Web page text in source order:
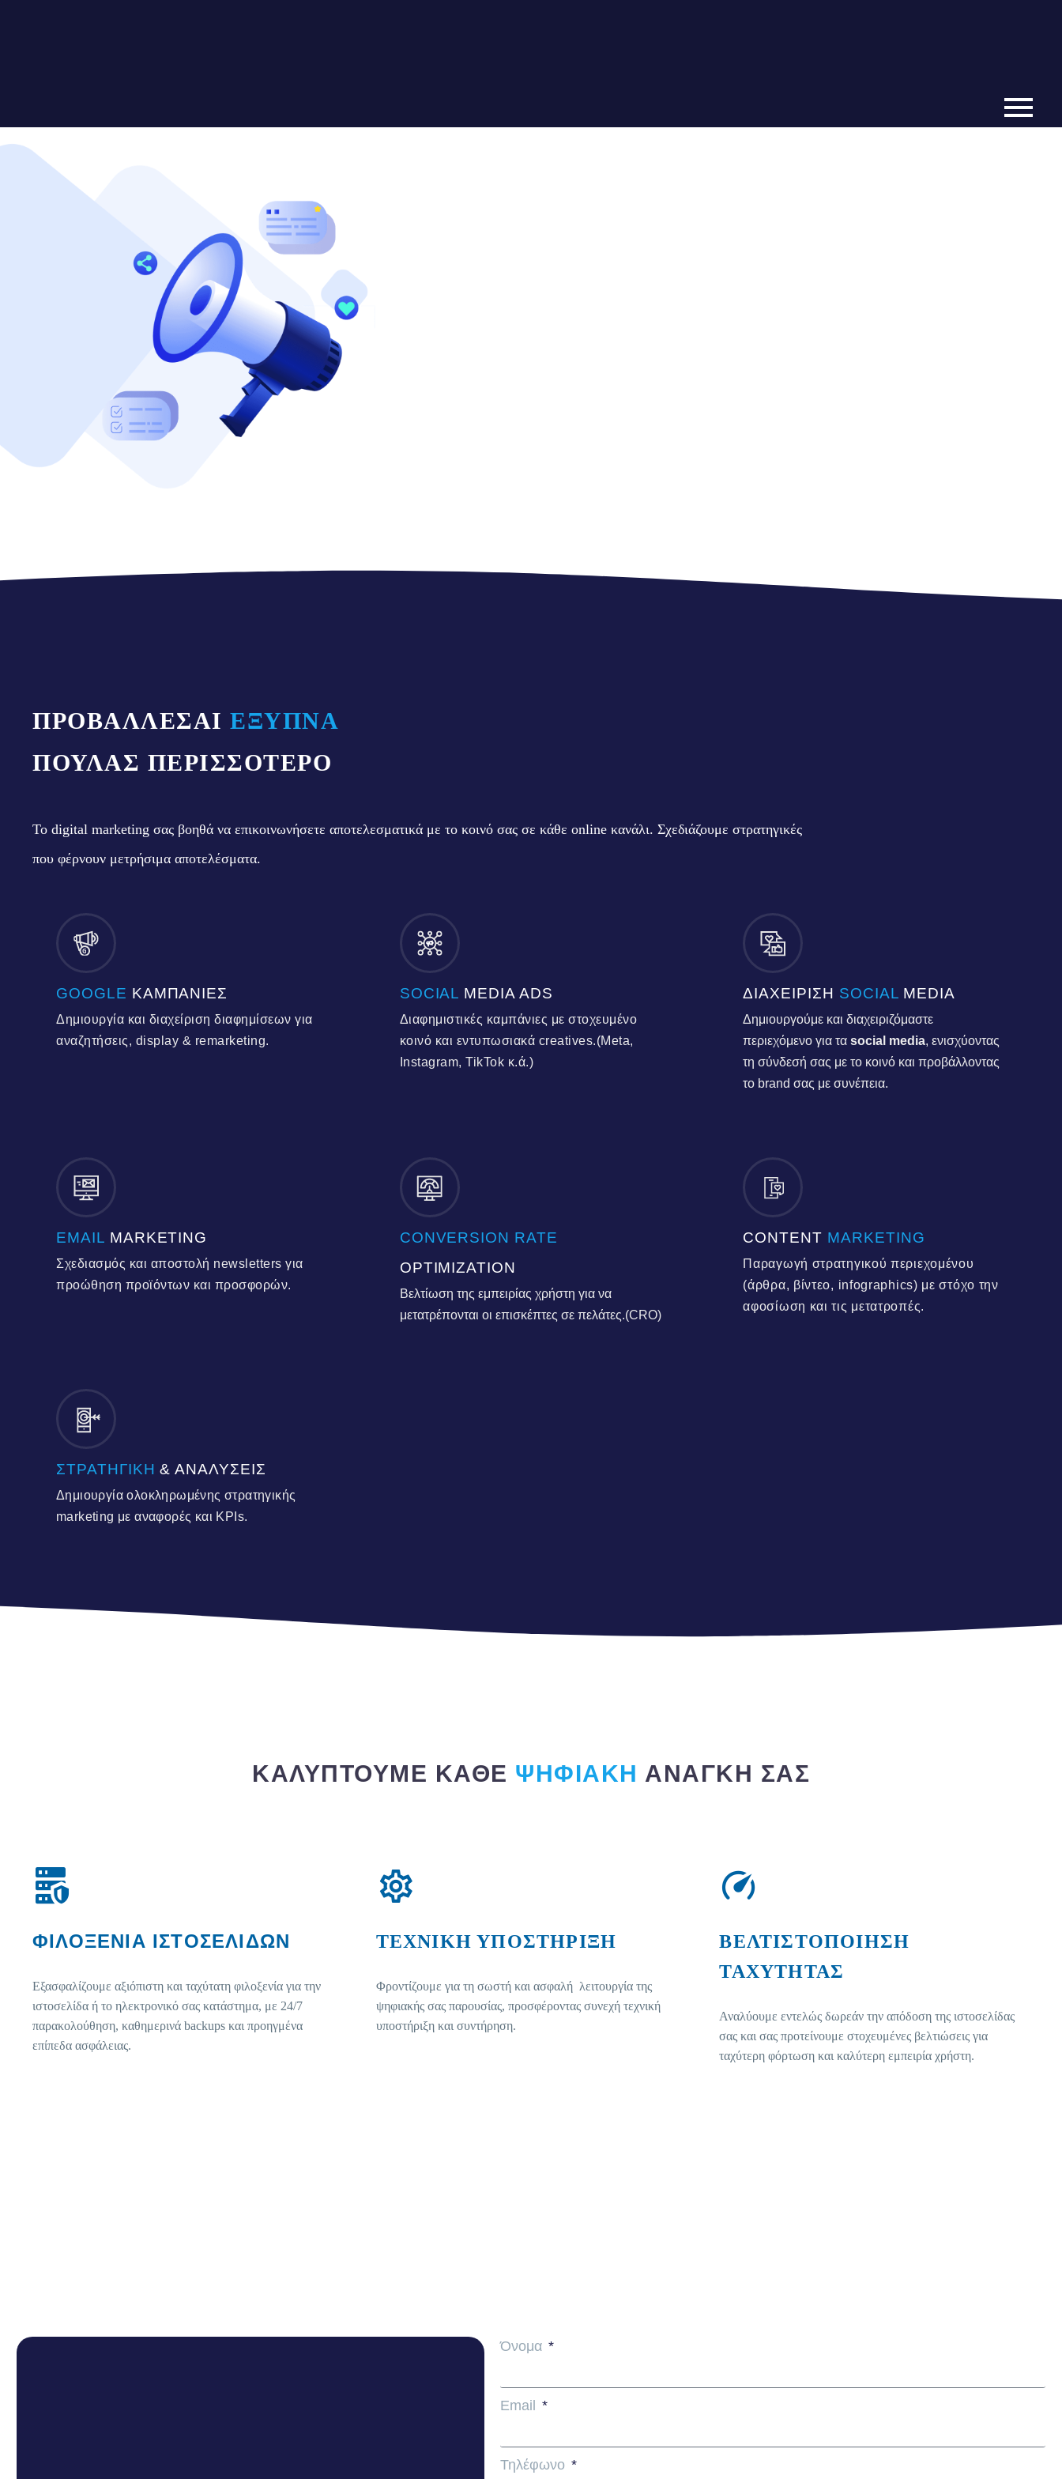
ΠΡΟΒΑΛΛΕΣΑΙ ΕΞΥΠΝΑ
ΠΟΥΛΑΣ ΠΕΡΙΣΣΟΤΕΡΟ
Το digital marketing σας βοηθά να επικοινωνήσετε αποτελεσματικά με το κοινό σας σε κάθε online κανάλι. Σχεδιάζουμε στρατηγικές
που φέρνουν μετρήσιμα αποτελέσματα.
G
GOOGLE ΚΑΜΠΑΝΙΕΣ
Δημιουργία και διαχείριση διαφημίσεων για
αναζητήσεις, display & remarketing.
SOCIAL MEDIA ADS
Διαφημιστικές καμπάνιες με στοχευμένο
κοινό και εντυπωσιακά creatives.(Meta,
Instagram, TikTok κ.ά.)
ΔΙΑΧΕΙΡΙΣΗ SOCIAL MEDIA
Δημιουργούμε και διαχειριζόμαστε
περιεχόμενο για ταsocial media, ενισχύοντας
τη σύνδεσή σας με το κοινό και προβάλλοντας
το brand σας με συνέπεια.
EMAIL MARKETING
Σχεδιασμός και αποστολή newsletters για
προώθηση προϊόντων και προσφορών.
CONVERSION RATE
OPTIMIZATION
Βελτίωση της εμπειρίας χρήστη για να
μετατρέπονται οι επισκέπτες σε πελάτες.(CRO)
CONTENT MARKETING
Παραγωγή στρατηγικού περιεχομένου
(άρθρα, βίντεο, infographics) με στόχο την
αφοσίωση και τις μετατροπές.
ΣΤΡΑΤΗΓΙΚΗ& ΑΝΑΛΥΣΕΙΣ
Δημιουργία ολοκληρωμένης στρατηγικής
marketing με αναφορές και KPIs.
ΚΑΛΥΠΤΟΥΜΕ ΚΑΘΕ ΨΗΦΙΑΚΗ ΑΝΑΓΚΗ ΣΑΣ
ΦΙΛΟΞΕΝΙΑ ΙΣΤΟΣΕΛΙΔΩΝ
Εξασφαλίζουμε αξιόπιστη και ταχύτατη φιλοξενία για την
ιστοσελίδα ή το ηλεκτρονικό σας κατάστημα, με 24/7
παρακολούθηση, καθημερινά backups και προηγμένα
επίπεδα ασφάλειας.
ΤΕΧΝΙΚΗ ΥΠΟΣΤΗΡΙΞΗ
Φροντίζουμε για τη σωστή και ασφαλή λειτουργία της
ψηφιακής σας παρουσίας, προσφέροντας συνεχή τεχνική
υποστήριξη και συντήρηση.
ΒΕΛΤΙΣΤΟΠΟΙΗΣΗ
ΤΑΧΥΤΗΤΑΣ
Αναλύουμε εντελώς δωρεάν την απόδοση της ιστοσελίδας
σας και σας προτείνουμε στοχευμένες βελτιώσεις για
ταχύτερη φόρτωση και καλύτερη εμπειρία χρήστη.
Όνομα
Email
Τηλέφωνο